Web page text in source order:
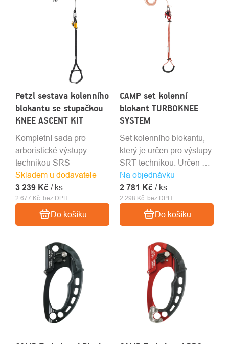
Petzl sestava kolenního
blokantu se stupačkou
KNEE ASCENT KIT
Skladem u dodavatele
2 677 Kč bez DPH
3 239 Kč / ks
Do košíku
Kompletní sada pro
arboristické výstupy
technikou SRS
CAMP set kolenní
blokant TURBOKNEE
SYSTEM
Na objednávku
2 298 Kč bez DPH
2 781 Kč / ks
Do košíku
Set kolenního blokantu,
který je určen pro výstupy
SRT technikou. Určen pro
lana o průměru 8 - 13mm.